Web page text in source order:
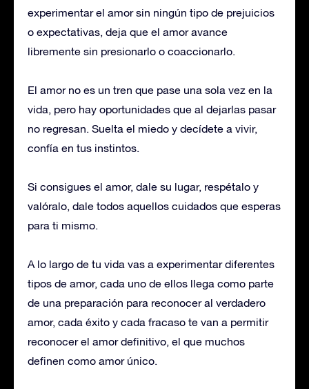
experimentar el amor sin ningún tipo de prejuicios
o expectativas, deja que el amor avance
libremente sin presionarlo o coaccionarlo.
El amor no es un tren que pase una sola vez en la
vida, pero hay oportunidades que al dejarlas pasar
no regresan. Suelta el miedo y decídete a vivir,
confía en tus instintos.
Si consigues el amor, dale su lugar, respétalo y
valóralo, dale todos aquellos cuidados que esperas
para ti mismo.
A lo largo de tu vida vas a experimentar diferentes
tipos de amor, cada uno de ellos llega como parte
de una preparación para reconocer al verdadero
amor, cada éxito y cada fracaso te van a permitir
reconocer el amor definitivo, el que muchos
definen como amor único.